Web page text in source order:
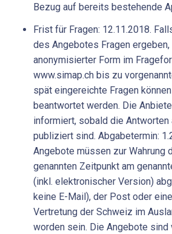
Bezug auf bereits bestehende
Frist für Fragen: 12.11.2018.
des Angebotes Fragen
anonymisierter Form im
www.simap.ch bis zu
spät eingereichte Fragen
beantwortet werden. Die
informiert, sobald die Antworten
publiziert sind. Abgabetermin:
Angebote müssen zur Wahrung
genannten Zeitpunkt am
(inkl. elektronischer Version)
keine E-Mail), der Post oder
Vertretung der Schweiz im
worden sein. Die Angebote